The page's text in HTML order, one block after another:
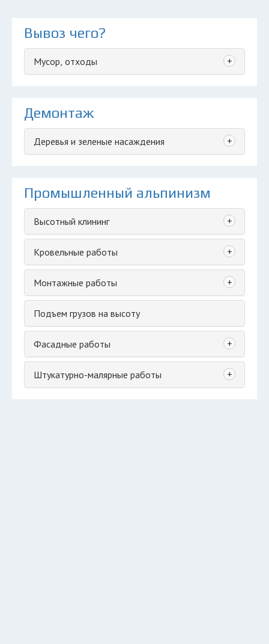
Вывоз чего?
Мусор, отходы +
Демонтаж
Деревья и зеленые насаждения +
Промышленный альпинизм
Высотный клининг +
Кровельные работы +
Монтажные работы +
Подъем грузов на высоту
Фасадные работы +
Штукатурно-малярные работы +